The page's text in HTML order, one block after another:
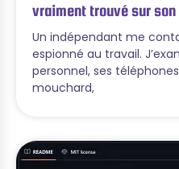
vraiment trouvé sur
Un indépendant me
espionné au travail.
personnel, ses
mouchard,